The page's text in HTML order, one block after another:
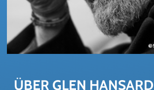
ÜBER GLEN HAN­SARD